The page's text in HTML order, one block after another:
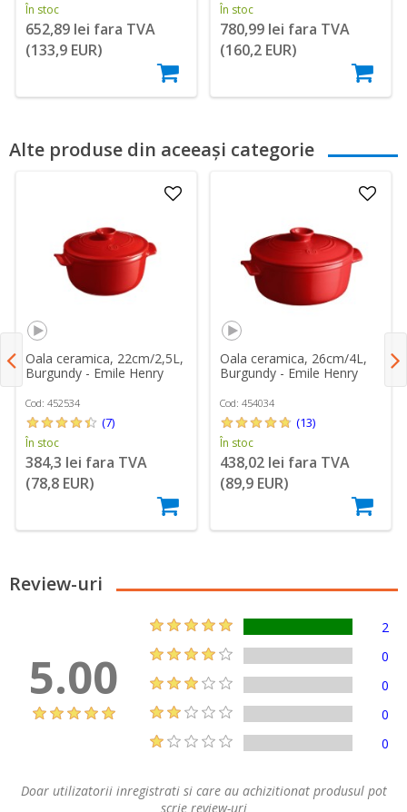
În stoc
652,89 lei fara TVA
(133,9 EUR)
În stoc
780,99 lei fara TVA
(160,2 EUR)
Alte produse din aceeași categorie
Oala ceramica, 22cm/2,5L,
Burgundy - Emile Henry
Cod: 452534
(7)
În stoc
384,3 lei fara TVA
(78,8 EUR)
Oala ceramica, 26cm/4L,
Burgundy - Emile Henry
Cod: 454034
(13)
În stoc
438,02 lei fara TVA
(89,9 EUR)
Review-uri
5.00
2
0
0
0
0
Doar utilizatorii inregistrati si care au achizitionat produsul pot
scrie review-uri